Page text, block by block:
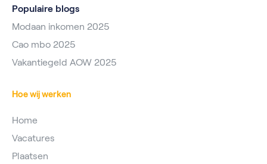
Populaire blogs
Modaan inkomen 2025
Cao mbo 2025
Vakantiegeld AOW 2025
Hoe wij werken
Home
Vacatures
Plaatsen